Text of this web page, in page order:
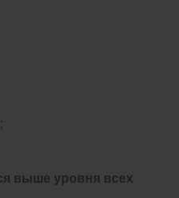
выше уровня всех